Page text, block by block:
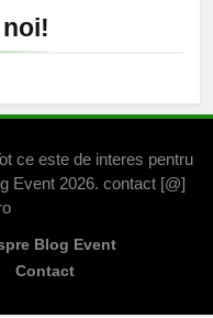
ce este de interes pentru
Event 2026. contact [@]
Blog Event
Contact